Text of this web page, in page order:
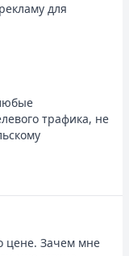
для
трафика, не
цене. Зачем мне